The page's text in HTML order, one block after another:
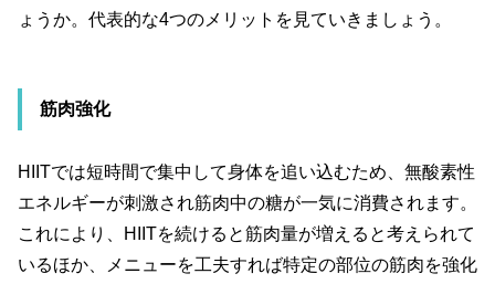
ょうか。代表的な4つのメリットを見ていきましょう。
筋肉強化
HIITでは短時間で集中して身体を追い込むため、無酸素性
エネルギーが刺激され筋肉中の糖が一気に消費されます。
これにより、
HIITを続けると筋肉量が増えると考えられて
いるほか、メニューを工夫すれば特定の部位の筋肉を強化